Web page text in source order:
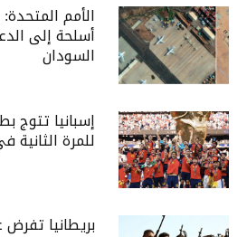
الأمم
أسلحة إلى
السودان
للمرة الثانية
بريطانيا